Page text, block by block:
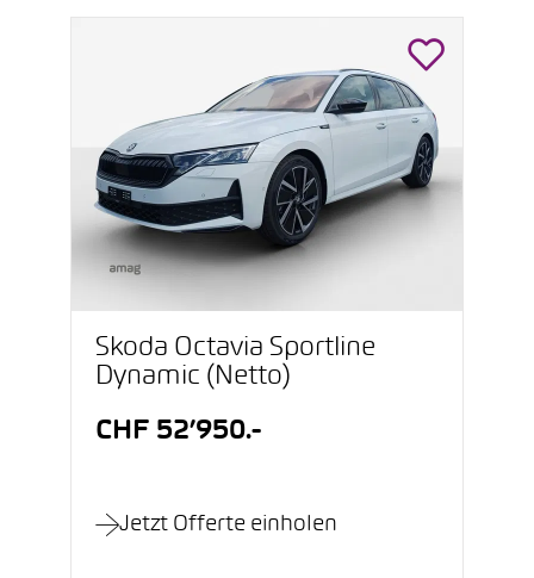
Škoda Octavia Sportline
Dynamic (Netto)
CHF 52’950.-
Jetzt Offerte einholen